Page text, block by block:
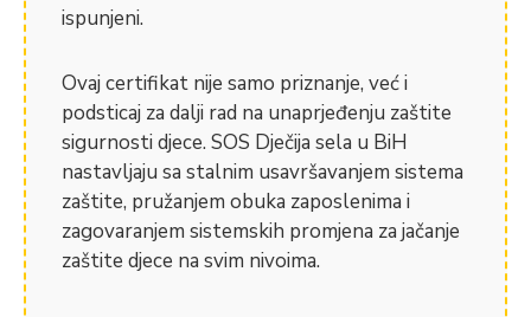
ispunjeni.
Ovaj certifikat nije samo priznanje, već i
podsticaj za dalji rad na unaprjeđenju zaštite
sigurnosti djece. SOS Dječija sela u BiH
nastavljaju sa stalnim usavršavanjem sistema
zaštite, pružanjem obuka zaposlenima i
zagovaranjem sistemskih promjena za jačanje
zaštite djece na svim nivoima.